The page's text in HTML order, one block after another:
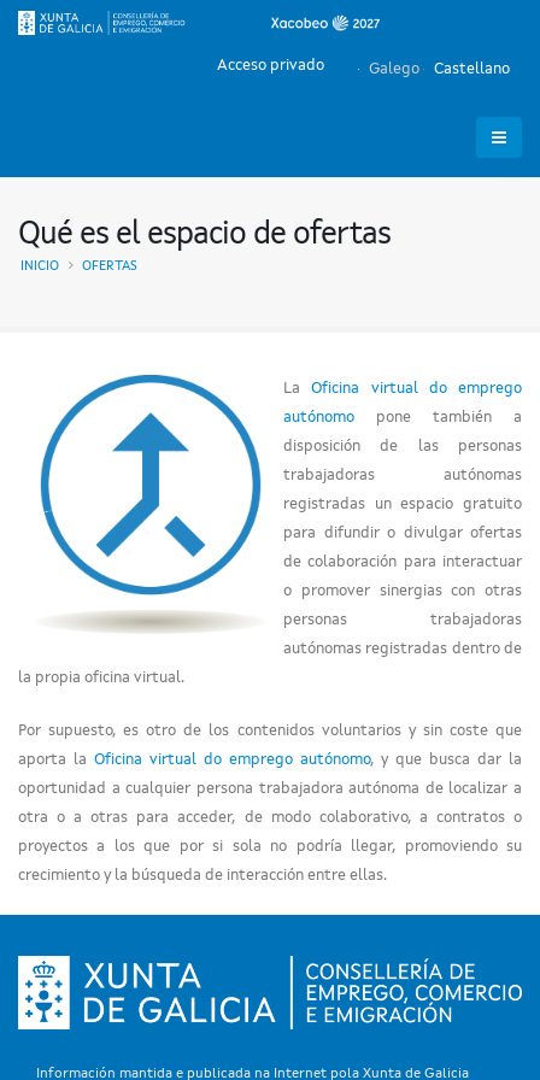
Galego Castellano
Acceso privado
Qué es el espacio de ofertas
INICIO OFERTAS
LaOficina virtual do emprego
autónomo pone también a
disposición de las personas
trabajadoras autónomas
registradas un espacio gratuito
para difundir o divulgar ofertas
de colaboración para interactuar
o promover sinergias con otras
personas trabajadoras
autónomas registradas dentro de
la propia oficina virtual.
Por supuesto, es otro de los contenidos voluntarios y sin coste que
aporta la Oficina virtual do emprego autónomo, y que busca dar la
oportunidad a cualquier persona trabajadora autónoma de localizar a
otra o a otras para acceder, de modo colaborativo, a contratos o
proyectos a los que por si sola no podría llegar, promoviendo su
crecimiento y la búsqueda de interacción entre ellas.
Información mantida e publicada na Internet pola Xunta de Galicia